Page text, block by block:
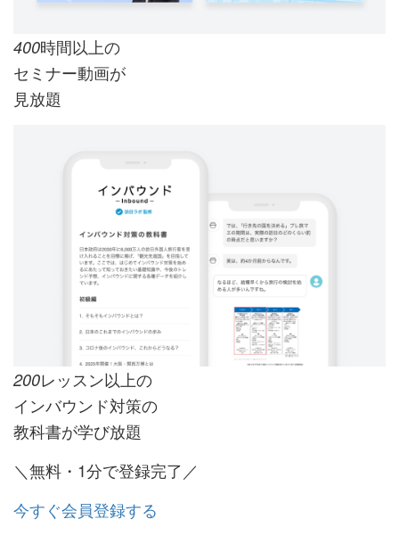
400時間以上の
セミナー動画が
見放題
200レッスン以上の
インバウンド対策の
教科書が学び放題
＼無料・1分で登録完了／
今すぐ会員登録する